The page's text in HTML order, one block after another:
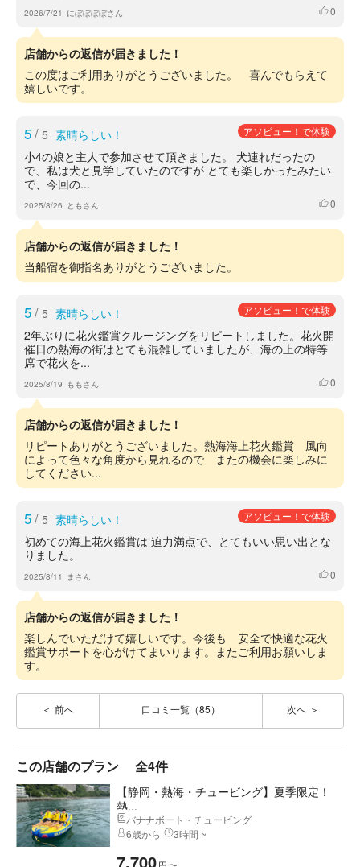
2026/7/21 にぼぼぼぼさん いいね
0
店舗からの返信が届きました！
この度はご利用ありがとうございました。 喜んでもらえて
嬉しいです。
5/ 5 素晴らしい！ アソビュー！で体験
小4の娘と主人で参加させて頂きました。 犬連れだったの
で、私は犬と見学していたのですが とても楽しかったみたい
で、今回の...
2025/8/26 ともさん いいね
0
店舗からの返信が届きました！
当船宿を御指名ありがとうございました。
5/ 5 素晴らしい！ アソビュー！で体験
2年ぶりに花火鑑賞クルージングをリピートしました。花火開
催日の熱海の街はとても混雑していましたが、海の上の特等
席で花火を...
2025/8/19 ももさん いいね
0
店舗からの返信が届きました！
リピートありがとうございました。熱海海上花火鑑賞 風向
によって色々な角度から見れるので またの機会に楽しみに
してください...
5/ 5 素晴らしい！ アソビュー！で体験
初めての海上花火鑑賞は 迫力満点で、とてもいい思い出とな
りました。
2025/8/11 まさん いいね
0
店舗からの返信が届きました！
楽しんでいただけて嬉しいです。今後も 安全で快適な花火
鑑賞サポートを心がけてまいります。またご利用お願いしま
す。
前へ 口コミ一覧（85） 次へ
この店舗のプラン 全4件
【静岡・熱海・チュービング】夏季限定！
熱...
バナナボート・チュービング
6歳から
3時間 ~
7,700